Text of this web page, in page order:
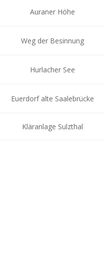
Auraner Höhe
Weg der Besinnung
Hurlacher See
Euerdorf alte Saalebrücke
Kläranlage Sulzthal